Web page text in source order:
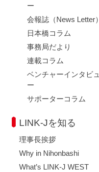
ー
会報誌（News Letter）
日本橋コラム
事務局だより
連載コラム
ベンチャーインタビュ
ー
サポーターコラム
LINK-Jを知る
理事長挨拶
Why in Nihonbashi
What’s LINK-J WEST